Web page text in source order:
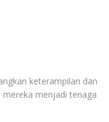
keterampilan dan
menjadi tenaga